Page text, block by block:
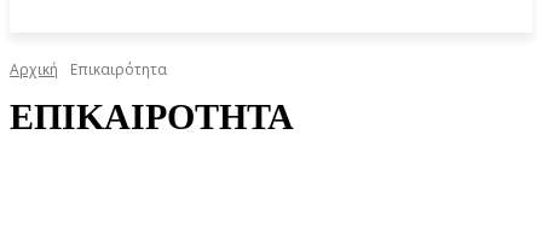
Αρχική Επικαιρότητα
ΕΠΙΚΑΙΡΌΤΗΤΑ